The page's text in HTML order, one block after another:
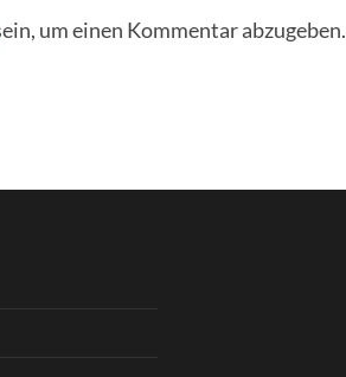
um einen Kommentar abzugeben.